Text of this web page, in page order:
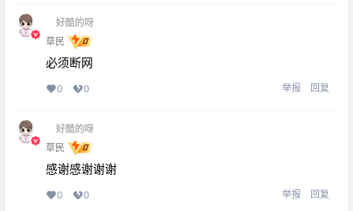
好酷的呀
草民
必须断网
0 0 举报 回复
好酷的呀
草民
感谢感谢谢谢
0 0 举报 回复